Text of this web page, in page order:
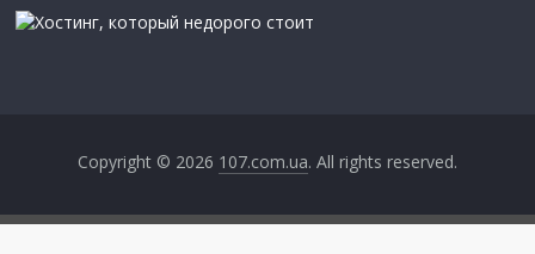
Copyright © 2026 107.com.ua. All rights reserved.